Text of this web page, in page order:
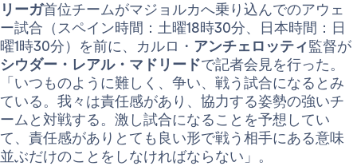
リーガ首位チームがマジョルカへ乗り込んでのアウェ
ー試合（スペイン時間：土曜18時30分、日本時間：日
曜1時30分）を前に、カルロ・ アンチェロッティ監督が
シウダー・レアル・マドリードで記者会見を行った。
「いつものように難しく、争い、戦う試合になるとみ
ている。我々は責任感があり、協力する姿勢の強いチ
ームと対戦する。激し試合になることを予想してい
て、責任感がありとても良い形で戦う相手にある意味
並ぶだけのことをしなければならない」。